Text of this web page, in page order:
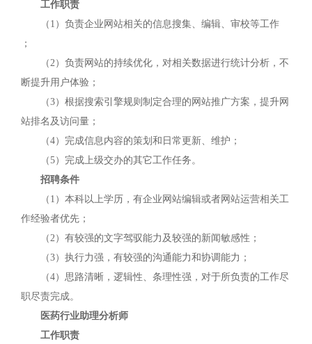
工作职责
（1）负责企业网站相关的信息搜集、编辑、审校等工作
；
（2）负责网站的持续优化，对相关数据进行统计分析，不
断提升用户体验；
（3）根据搜索引擎规则制定合理的网站推广方案，提升网
站排名及访问量；
（4）完成信息内容的策划和日常更新、维护；
（5）完成上级交办的其它工作任务。
招聘条件
（1）本科以上学历，有企业网站编辑或者网站运营相关工
作经验者优先；
（2）有较强的文字驾驭能力及较强的新闻敏感性；
（3）执行力强，有较强的沟通能力和协调能力；
（4）思路清晰，逻辑性、条理性强，对于所负责的工作尽
职尽责完成。
医药行业助理分析师
工作职责